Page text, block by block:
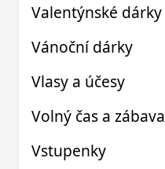
Valentýnské dárky
Vánoční dárky
Vlasy a účesy
Volný čas a zábava
Vstupenky